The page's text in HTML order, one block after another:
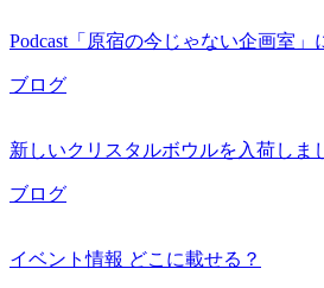
Podcast「原宿の今じゃない企画室」
ブログ
新しいクリスタルボウルを入荷しま
ブログ
イベント情報 どこに載せる？